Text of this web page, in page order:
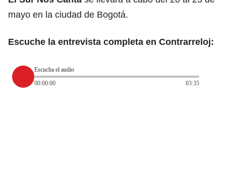
mayo en la ciudad de Bogotá.
Escuche la entrevista completa en Contrarreloj:
Escucha el audio
00:00:00
03:35